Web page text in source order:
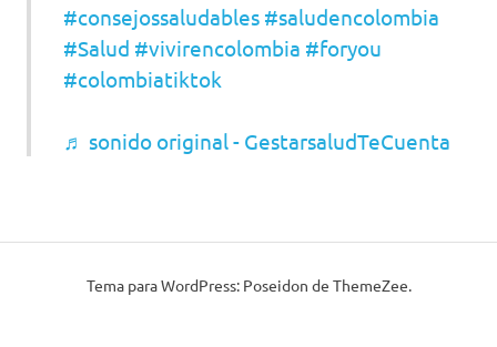
#consejossaludables #saludencolombia
#Salud #vivirencolombia #foryou
#colombiatiktok
♬ sonido original - GestarsaludTeCuenta
Tema para WordPress: Poseidon de ThemeZee.